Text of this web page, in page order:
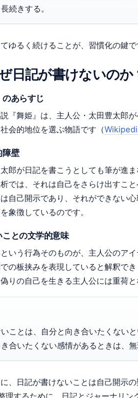
続きする。
ゆるく続けることが、習慣化の鍵
日記が書けないの
あらすじ
『舞姫』は、主人公・太田豊太郎
会的地位を選ぶ物語です（
障壁
郎が日記を書こうとしても筆が進
では、それは自己をさらけ出すこ
自己開示であり、それができない
象徴しているのです。
ことの文学的意味
いう行為そのものが、主人公のア
の板挟みを表現していると解釈で
りの自己を生きる主人公には重荷
ことは、自分と向き合いたくない
合いたくない感情があるときは、
、日記が書けないことは自己開示
理するために、日記とジャーナリン